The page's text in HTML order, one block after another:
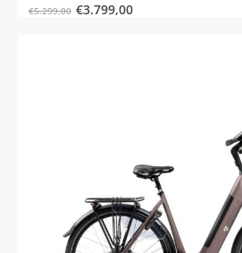
€5.299,00 €3.799,00